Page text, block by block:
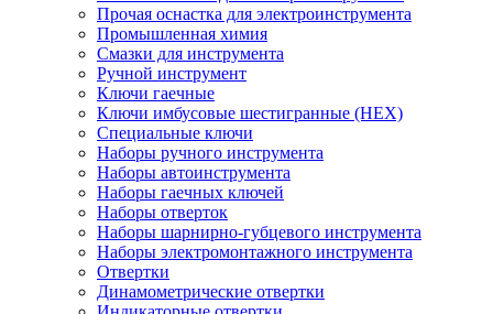
Прочая оснастка для электроинструмента
Промышленная химия
Смазки для инструмента
Ручной инструмент
Ключи гаечные
Ключи имбусовые шестигранные (HEX)
Специальные ключи
Наборы ручного инструмента
Наборы автоинструмента
Наборы гаечных ключей
Наборы отверток
Наборы шарнирно-губцевого инструмента
Наборы электромонтажного инструмента
Отвертки
Динамометрические отвертки